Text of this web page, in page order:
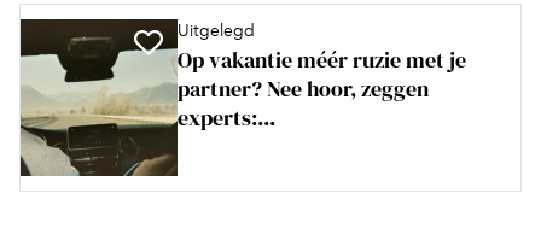
Uitgelegd
Op vakantie méér ruzie met je
partner? Nee hoor, zeggen
experts:...